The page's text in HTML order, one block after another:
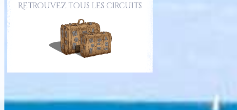
Retrouvez tous les circuits